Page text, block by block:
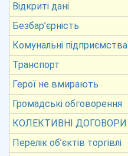
Відкриті дані
Безбар’єрність
Комунальні підприємства
Транспорт
Герої не вмирають
Громадські обговорення
КОЛЕКТИВНІ ДОГОВОРИ
Перелік об’єктів торгівлі